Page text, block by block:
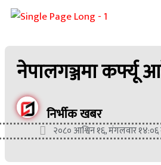
नेपालगञ्जमा कर्फ्यू
निर्भीक खबर
२०८० आश्विन १६, मंगलवार